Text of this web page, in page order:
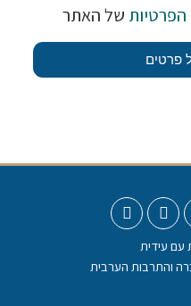
הפרטיות של האתר
פרטים
עם עידית
והתרבות הערבית